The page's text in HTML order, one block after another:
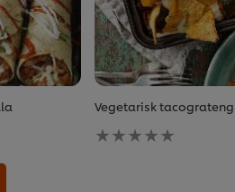
Vegetarisk tacograteng
Ingen
vurderinger